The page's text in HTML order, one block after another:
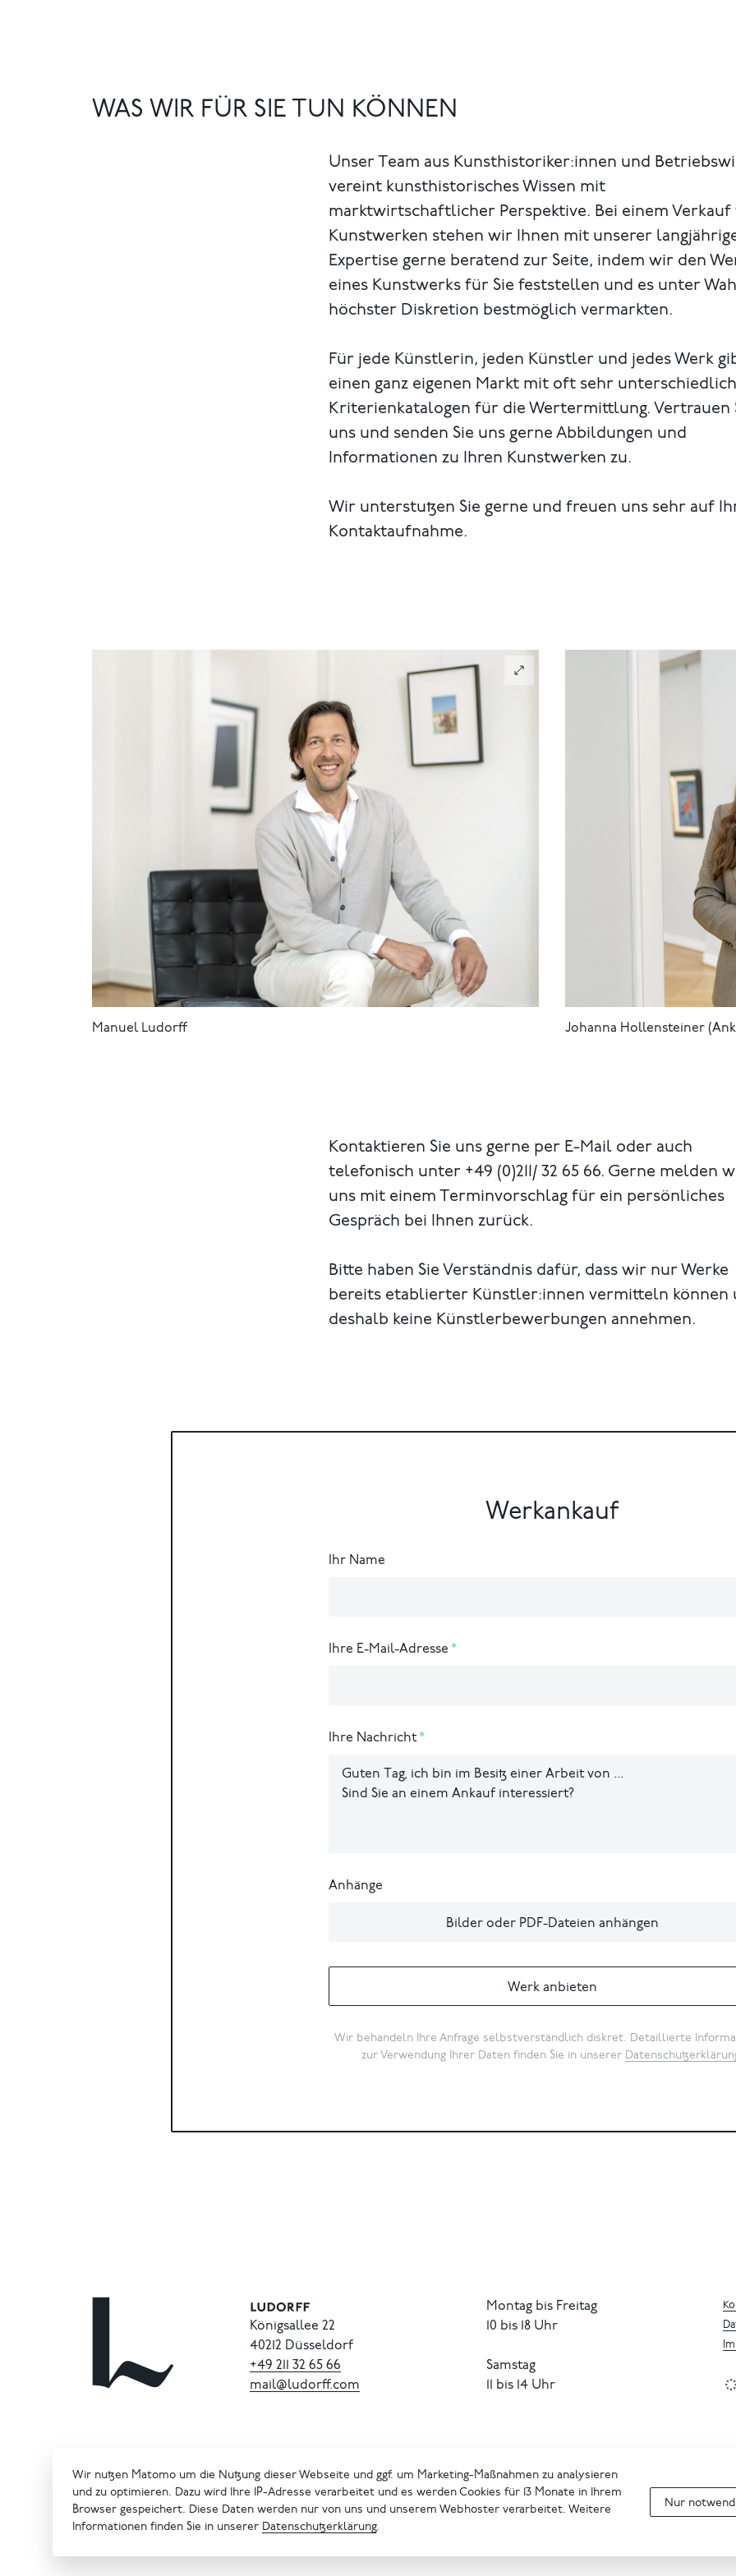
WAS WIR FÜR SIE TUN KÖNNEN
Unser Team aus Kunsthistoriker:innen und
vereint kunsthistorisches Wissen mit
marktwirtschaftlicher Perspektive. Bei einem Verkauf
Kunstwerken stehen wir Ihnen mit unserer
Expertise gerne beratend zur Seite, indem wir den
eines Kunstwerks für Sie feststellen und es unter
höchster Diskretion bestmöglich vermarkten.
Für jede Künstlerin, jeden Künstler und jedes Werk
einen ganz eigenen Markt mit oft sehr
Kriterienkatalogen für die Wertermittlung. Vertrauen
uns und senden Sie uns gerne Abbildungen und
Informationen zu Ihren Kunstwerken zu.
Wir unterstutzen Sie gerne und freuen uns sehr auf
Kontaktaufnahme.
Manuel Ludorff Johanna Hollensteiner
Kontaktieren Sie uns gerne per E-Mail oder auch
telefonisch unter +49 (0)211/ 32 65 66. Gerne melden
uns mit einem Terminvorschlag für ein persönliches
Gespräch bei Ihnen zurück.
Bitte haben Sie Verständnis dafür, dass wir nur Werke
bereits etablierter Künstler:innen vermitteln können
deshalb keine Künstlerbewerbungen annehmen.
Werkankauf
Ihr Name
Ihre E-Mail-Adresse
Ihre Nachricht
Anhänge
Bilder oder PDF-Dateien anhängen
Werk anbieten
Wir behandeln Ihre Anfrage selbstverständlich diskret. Detaillierte
zur Verwendung Ihrer Daten finden Sie in unserer
Königsallee 22
40212 Düsseldorf
+49 211 32 65 66
mail@ludorff.com
Montag bis Freitag
10 bis 18 Uhr
Samstag
11 bis 14 Uhr
Wir nutzen Matomo um die Nutzung dieser Webseite und ggf. um Marketing-Maßnahmen zu analysieren
und zu optimieren. Dazu wird Ihre IP-Adresse verarbeitet und es werden Cookies für 13 Monate in Ihrem
Browser gespeichert. Diese Daten werden nur von uns und unserem Webhoster verarbeitet. Weitere
Informationen finden Sie in unserer Datenschutzerklärung.
Nur